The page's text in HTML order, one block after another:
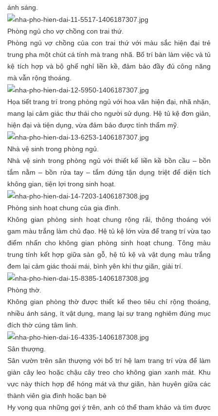
ánh sáng.
Phòng ngủ cho vợ chồng con trai thứ.
Phòng ngủ vợ chồng của con trai thứ với màu sắc hiện đại trẻ
trung pha một chút cá tính mà trang nhã. Bố trí bàn làm việc và tủ
kệ tích hợp và bộ ghế nghỉ liền kề, đảm bảo đầy đủ công năng
mà vẫn rộng thoáng.
Họa tiết trang trí trong phòng ngủ với hoa văn hiện đại, nhã nhặn,
mang lại cảm giác thư thái cho người sử dụng. Hệ tủ kệ đơn giản,
hiện đại và tiện dụng, vừa đảm bảo được tính thẩm mỹ.
Nhà vệ sinh trong phòng ngủ.
Nhà vệ sinh trong phòng ngủ với thiết kế liền kề bồn cầu – bồn
tắm nằm – bồn rửa tay – tắm đứng tận dụng triệt để diện tích
không gian, tiện lợi trong sinh hoạt.
Phòng sinh hoạt chung của gia đình.
Không gian phòng sinh hoạt chung rộng rãi, thông thoáng với
gam màu trắng làm chủ đạo. Hệ tủ kệ lớn vừa để trang trí vừa tạo
điểm nhấn cho không gian phòng sinh hoạt chung. Tông màu
trung tính kết hợp giữa sàn gỗ, hệ tủ kệ và vật dụng màu trắng
đem lại cảm giác thoái mái, bình yên khi thư giãn, giải trí.
Phòng thờ.
Không gian phòng thờ được thiết kế theo tiêu chí rộng thoáng,
nhiều ánh sáng, ít vật dụng, mang lại sự trang nghiêm đúng mục
đích thờ cúng tâm linh.
Sân thượng.
Sân vườn trên sân thượng với bố trí hệ lam trang trí vừa để làm
giàn cây leo hoặc chậu cây treo cho không gian xanh mát. Khu
vực này thích hợp để hóng mát và thư giãn, hàn huyên giữa các
thành viên gia đình hoặc bạn bè
Hy vọng qua những gợi ý trên, anh có thể tham khảo và tìm được